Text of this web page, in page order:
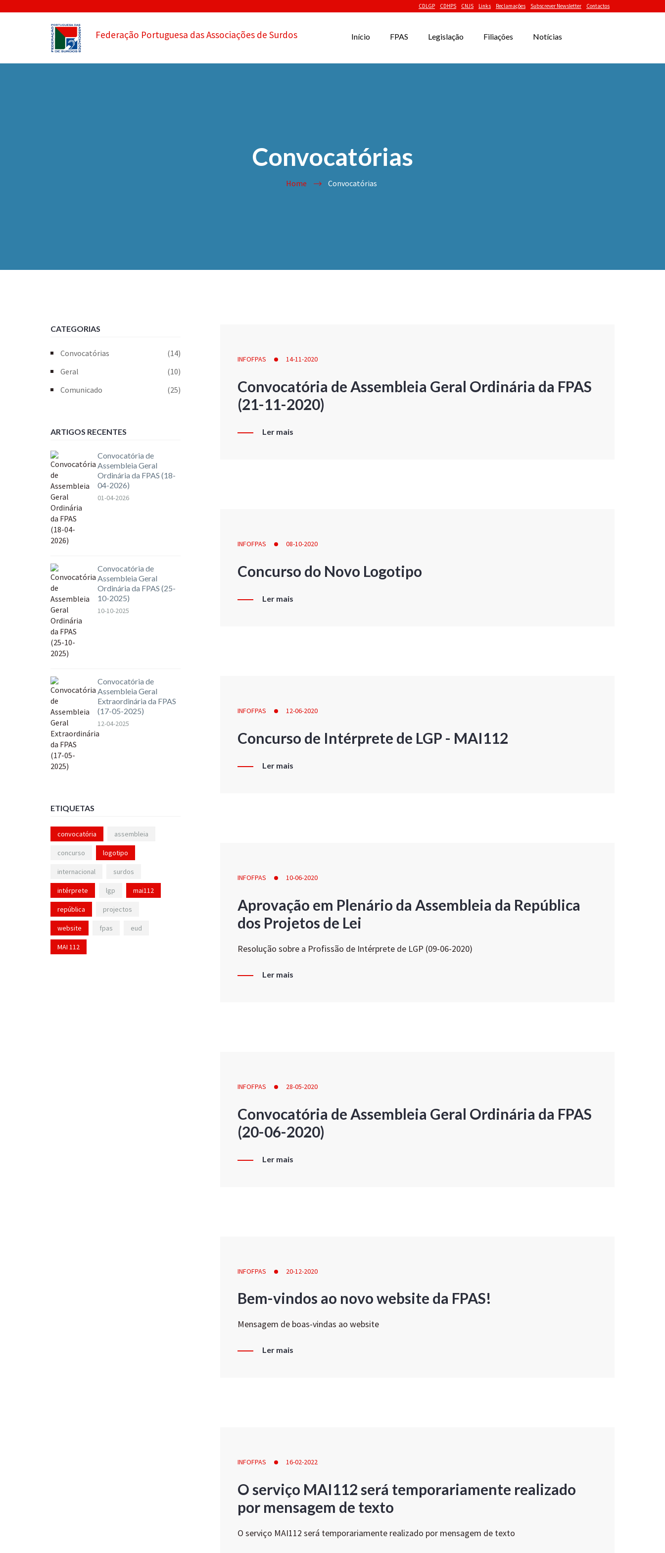
CDLGP CDHPS CNJS Links Reclamações Subscrever Newsletter Contactos
Federação Portuguesa das Associações de Surdos Início FPAS Legislação Filiações Notícias
Convocatórias
Home Convocatórias
INFOFPAS 14-11-2020
Convocatória de Assembleia Geral Ordinária da FPAS
(21-11-2020)
Ler mais
INFOFPAS 08-10-2020
Concurso do Novo Logotipo
Ler mais
INFOFPAS 12-06-2020
Concurso de Intérprete de LGP - MAI112
Ler mais
INFOFPAS 10-06-2020
Aprovação em Plenário da Assembleia da República
dos Projetos de Lei
Resolução sobre a Profissão de Intérprete de LGP (09-06-2020)
Ler mais
INFOFPAS 28-05-2020
Convocatória de Assembleia Geral Ordinária da FPAS
(20-06-2020)
Ler mais
INFOFPAS 20-12-2020
Bem-vindos ao novo website da FPAS!
Mensagem de boas-vindas ao website
Ler mais
INFOFPAS 16-02-2022
O serviço MAI112 será temporariamente realizado
por mensagem de texto
O serviço MAI112 será temporariamente realizado por mensagem de texto
CATEGORIAS
Convocatórias
(14)
Geral
(10)
Comunicado
(25)
ARTIGOS RECENTES
Convocatória de
Assembleia Geral
Ordinária da FPAS (18-
04-2026)
01-04-2026
Convocatória de
Assembleia Geral
Ordinária da FPAS (25-
10-2025)
10-10-2025
Convocatória de
Assembleia Geral
Extraordinária da FPAS
(17-05-2025)
12-04-2025
ETIQUETAS
convocatória assembleia
concurso logotipo
internacional surdos
intérprete lgp mai112
república projectos
website fpas eud
MAI 112